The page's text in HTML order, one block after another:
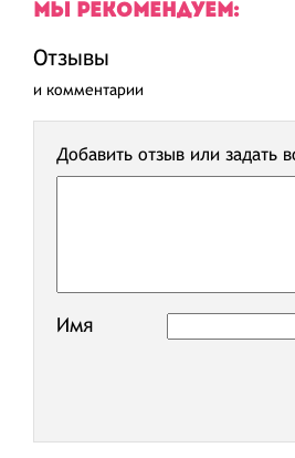
МЫ РЕКОМЕНДУЕМ:
Отзывы
и комментарии
Добавить отзыв или задать
Имя